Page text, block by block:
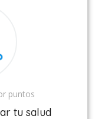
puntos
tu salud